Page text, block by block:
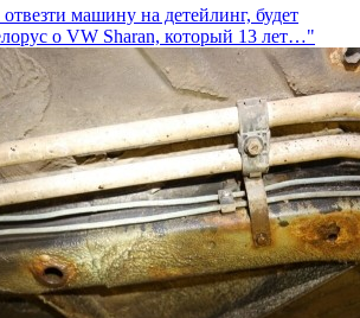
машину на детейлинг, будет
о VW Sharan, который 13 лет…"